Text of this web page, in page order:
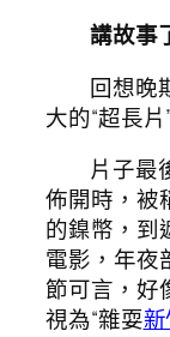
講故事
回想晚
大的“超長片
片子最
佈開時，被
的鎳幣，到
電影，年夜
節可言，好
視為“雜耍